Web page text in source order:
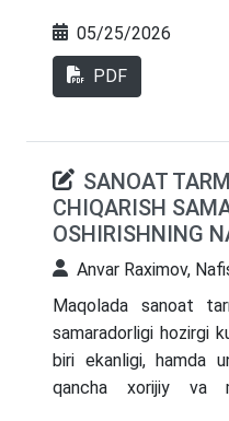
tashkiliy-iqtisodiy
Hududda transport,
va servis
asoslab berilgan.
obyektlaridan samarali
klasterlarini
ta’minlash hamda
amaliy tavsiyalar
natijalari
rivojlantirish va aholi
qiladi.
05/25/2026
PDF
SANOAT
CHIQARISH
OSHIRISHNING
Anvar Raximov,
Maqolada sanoat
samaradorligi hozirgi
biri ekanligi, hamda
qancha xorijiy va